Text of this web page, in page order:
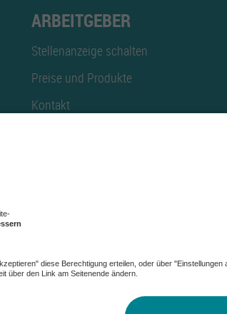
ARBEITGEBER
Stellenanzeige schalten
Preise und Produkte
Kontakt